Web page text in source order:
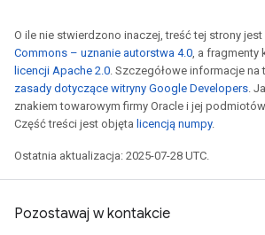
O ile nie stwierdzono inaczej, treść tej strony jest
Commons – uznanie autorstwa 4.0, a fragmenty
licencji Apache 2.0. Szczegółowe informacje na
zasady dotyczące witryny Google Developers.
znakiem towarowym firmy Oracle i jej
Część treści jest objęta licencją numpy.
Ostatnia aktualizacja: 2025-07-28 UTC.
Pozostawaj w kontakcie